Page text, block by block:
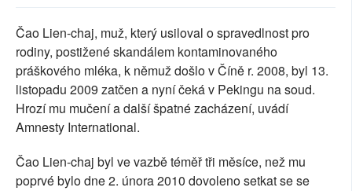
Čao Lien-chaj, muž, který usiloval o spravedlnost pro
rodiny, postižené skandálem kontaminovaného
práškového mléka, k němuž došlo v Číně r. 2008, byl 13.
listopadu 2009 zatčen a nyní čeká v Pekingu na soud.
Hrozí mu mučení a další špatné zacházení, uvádí
Amnesty International.
Čao Lien-chaj byl ve vazbě téměř tři měsíce, než mu
poprvé bylo dne 2. února 2010 dovoleno setkat se se